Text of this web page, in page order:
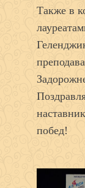
Также в
побед!